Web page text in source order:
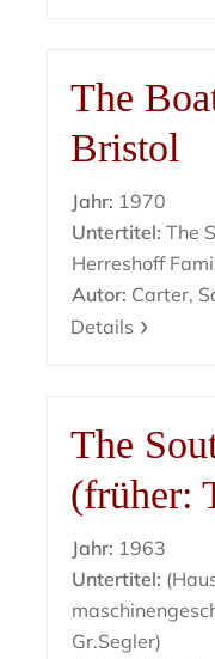
The
Bristol
Jahr: 1970
Untertitel: The
Herreshoff
Autor: Carter,
Details
The
(früher:
Jahr: 1963
Untertitel:
Gr.Segler)